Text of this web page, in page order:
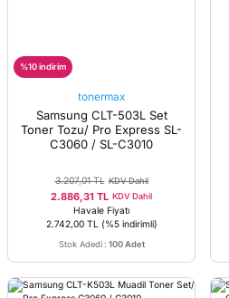
%10 indirim
tonermax
Samsung CLT-503L Set
Toner Tozu/ Pro Express SL-
C3060 / SL-C3010
3.207,01 TL KDV Dahil
2.886,31 TL KDV Dahil
Havale Fiyatı
2.742,00 TL
(%5 indirimli)
Stok Adedi : 100 Adet